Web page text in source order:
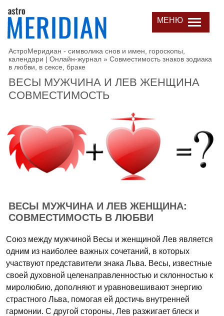
МЕНЮ
АстроМеридиан - символика снов и имен, гороскопы,
календари | Онлайн-журнал » Совместимость знаков зодиака
в любви, в сексе, браке
ВЕСЫ МУЖЧИНА И ЛЕВ ЖЕНЩИНА
СОВМЕСТИМОСТЬ
ВЕСЫ МУЖЧИНА И ЛЕВ ЖЕНЩИНА:
СОВМЕСТИМОСТЬ В ЛЮБВИ
Союз между мужчиной Весы и женщиной Лев является
одним из наиболее важных сочетаний, в которых
участвуют представители знака Льва. Весы, известные
своей духовной целенаправленностью и склонностью к
миролюбию, дополняют и уравновешивают энергию
страстного Льва, помогая ей достичь внутренней
гармонии. С другой стороны, Лев разжигает блеск и